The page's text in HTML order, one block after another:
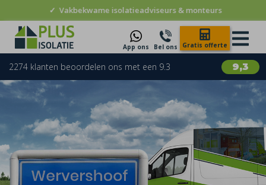
✓ Vakbekwame isolatieadviseurs & monteurs
App ons Bel ons Gratis offerte
9,3
2274 klanten beoordelen ons met een 9.3